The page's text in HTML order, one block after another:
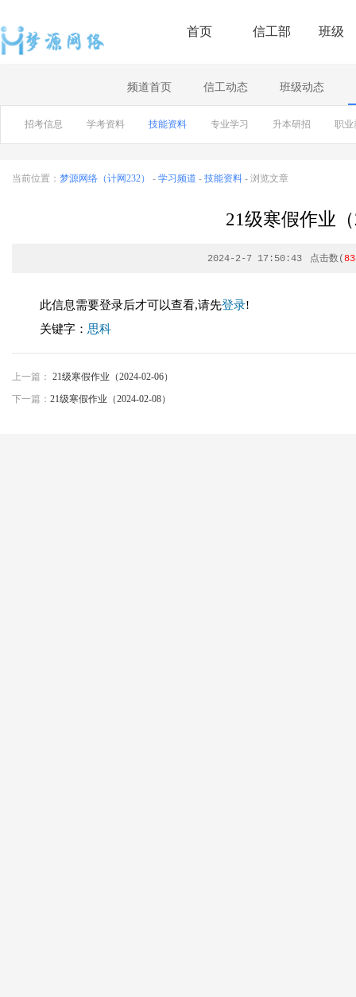
首页 信工部 班级
频道首页 信工动态 班级动态
招考信息 学考资料 技能资料 专业学习 升本研招 职业
当前位置： 梦源网络（计网232） - 学习频道 - 技能资料 - 浏览文章
21级寒假作业
2024-2-7 17:50:43 点击数(
此信息需要登录后才可以查看,请先登录!
关键字： 思科
上一篇： 21级寒假作业（2024-02-06）
下一篇： 21级寒假作业（2024-02-08）